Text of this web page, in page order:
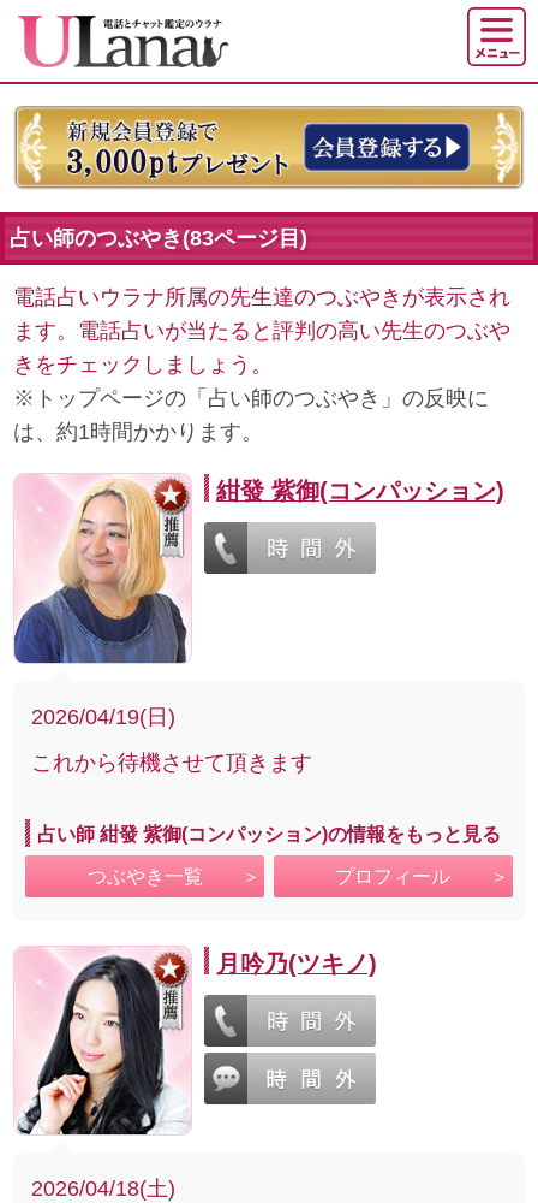
占い師のつぶやき(83ページ目)
電話占いウラナ所属の先生達のつぶやきが表示され
ます。電話占いが当たると評判の高い先生のつぶや
きをチェックしましょう。
※トップページの「占い師のつぶやき」の反映に
は、約1時間かかります。
紺發 紫御(コンパッション)
2026/04/19(日)
これから待機させて頂きます
占い師 紺發 紫御(コンパッション)の情報をもっと見る
つぶやき一覧 プロフィール
月吟乃(ツキノ)
2026/04/18(土)